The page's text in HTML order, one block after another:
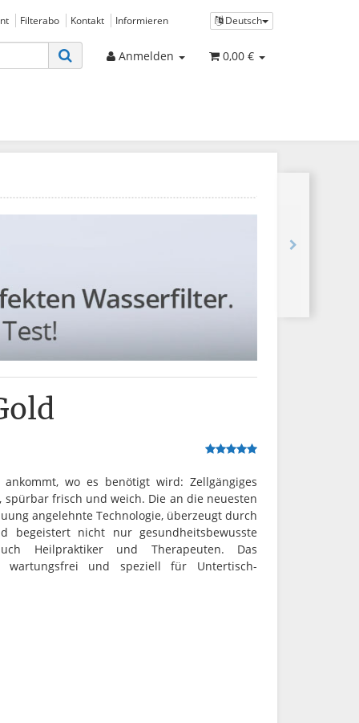
Deutsch
Filterabo Kontakt Informieren
Anmelden 0,00 €
wo es benötigt wird: Zellgängiges
spürbar frisch und weich. Die an die neuesten
angelehnte Technologie, überzeugt durch
begeistert nicht nur gesundheitsbewusste
Heilpraktiker und Therapeuten. Das
wartungsfrei und speziell für Untertisch-